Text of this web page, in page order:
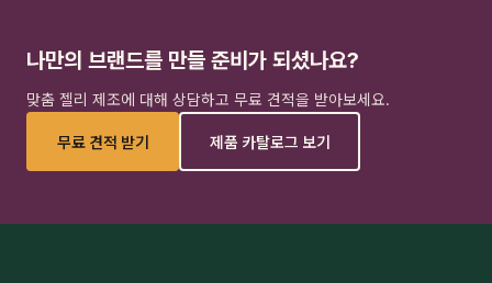
나만의 브랜드를 만들 준비가 되셨나요?
맞춤 젤리 제조에 대해 상담하고 무료 견적을 받아보세요.
무료 견적 받기 제품 카탈로그 보기